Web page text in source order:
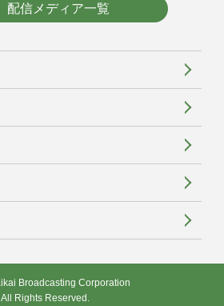
配信メディア一覧
Broadcasting Corporation
All Rights Reserved.